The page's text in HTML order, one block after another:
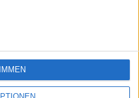
devriez aller